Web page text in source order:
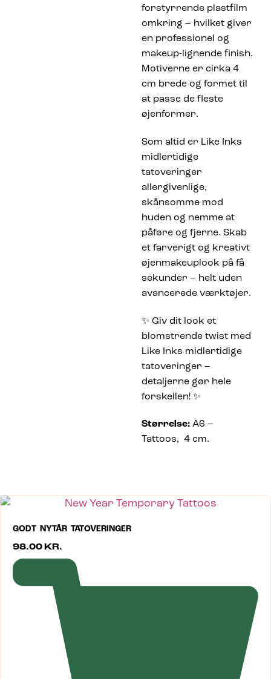
forstyrrende plastfilm
omkring – hvilket giver
en professionel og
makeup-lignende finish.
Motiverne er cirka 4
cm brede og formet til
at passe de fleste
øjenformer.
Som altid er Like Inks
midlertidige
tatoveringer
allergivenlige,
skånsomme mod
huden og nemme at
påføre og fjerne. Skab
et farverigt og kreativt
øjenmakeuplook på få
sekunder – helt uden
avancerede værktøjer.
✨ Giv dit look et
blomstrende twist med
Like Inks midlertidige
tatoveringer –
detaljerne gør hele
forskellen! ✨
Størrelse: A6 –
Tattoos, 4 cm.
GODT NYTÅR TATOVERINGER
98.00 KR.